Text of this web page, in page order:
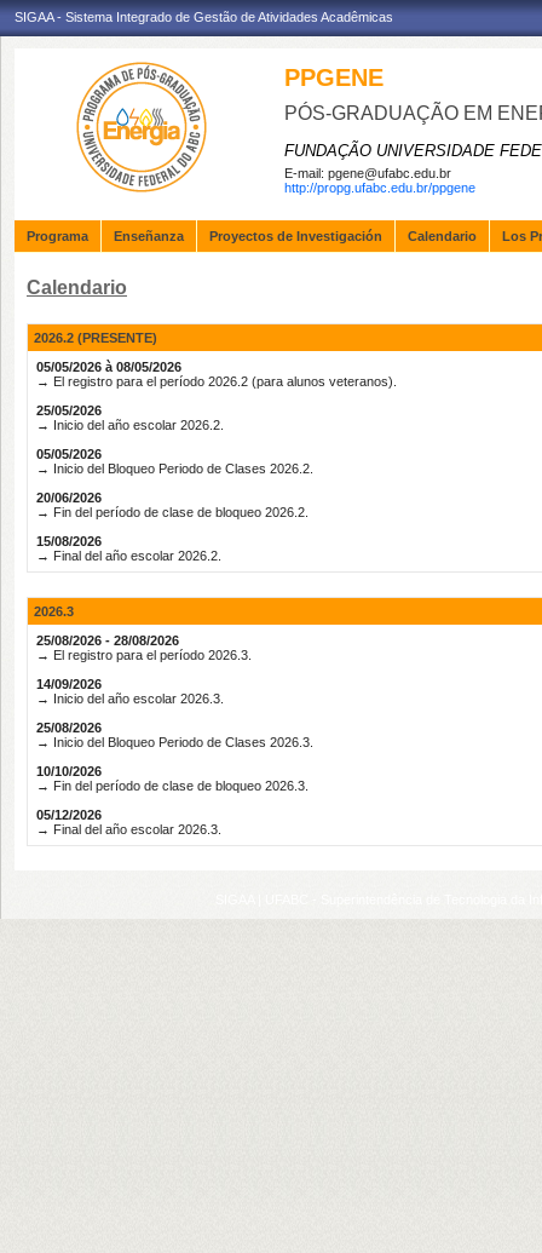
SIGAA - Sistema Integrado de Gestão de Atividades Acadêmicas
PPGENE
PÓS-GRADUAÇÃO EM
FUNDAÇÃO UNIVERSIDADE
E-mail: pgene@ufabc.edu.br
http://propg.ufabc.edu.br/ppgene
Programa Enseñanza Proyectos de Investigación Calendario Los
Calendario
2026.2 (PRESENTE)
05/05/2026 à 08/05/2026
→ El registro para el período 2026.2 (para alunos veteranos).
25/05/2026
→ Inicio del año escolar 2026.2.
05/05/2026
→ Inicio del Bloqueo Periodo de Clases 2026.2.
20/06/2026
→ Fin del período de clase de bloqueo 2026.2.
15/08/2026
→ Final del año escolar 2026.2.
2026.3
25/08/2026 - 28/08/2026
→ El registro para el período 2026.3.
14/09/2026
→ Inicio del año escolar 2026.3.
25/08/2026
→ Inicio del Bloqueo Periodo de Clases 2026.3.
10/10/2026
→ Fin del período de clase de bloqueo 2026.3.
05/12/2026
→ Final del año escolar 2026.3.